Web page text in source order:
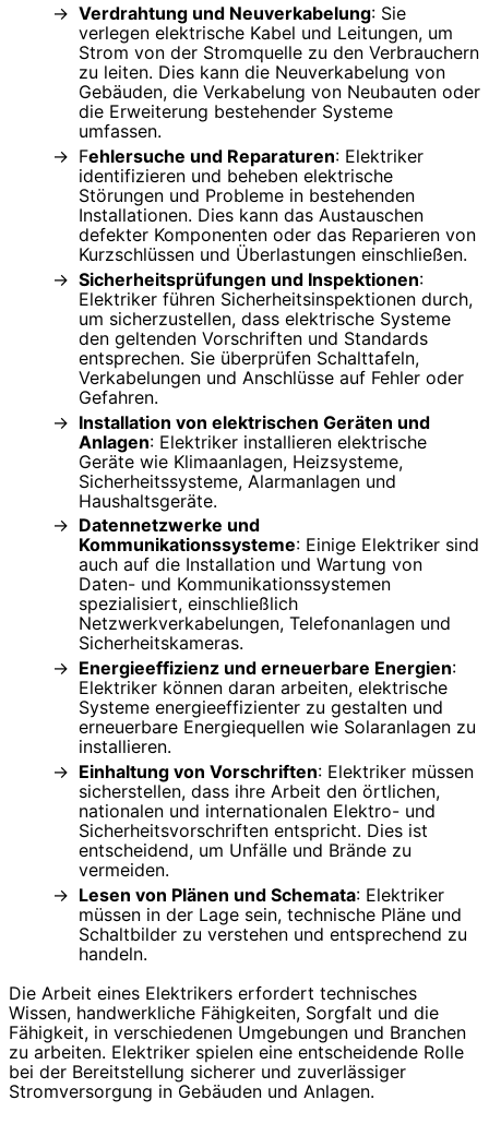
Verdrahtung und Neuverkabelung: Sie
verlegen elektrische Kabel und Leitungen, um
Strom von der Stromquelle zu den Verbrauchern
zu leiten. Dies kann die Neuverkabelung von
Gebäuden, die Verkabelung von Neubauten oder
die Erweiterung bestehender Systeme
umfassen.
Fehlersuche und Reparaturen: Elektriker
identifizieren und beheben elektrische
Störungen und Probleme in bestehenden
Installationen. Dies kann das Austauschen
defekter Komponenten oder das Reparieren von
Kurzschlüssen und Überlastungen einschließen.
Sicherheitsprüfungen und Inspektionen:
Elektriker führen Sicherheitsinspektionen durch,
um sicherzustellen, dass elektrische Systeme
den geltenden Vorschriften und Standards
entsprechen. Sie überprüfen Schalttafeln,
Verkabelungen und Anschlüsse auf Fehler oder
Gefahren.
Installation von elektrischen Geräten und
Anlagen: Elektriker installieren elektrische
Geräte wie Klimaanlagen, Heizsysteme,
Sicherheitssysteme, Alarmanlagen und
Haushaltsgeräte.
Datennetzwerke und
Kommunikationssysteme: Einige Elektriker sind
auch auf die Installation und Wartung von
Daten- und Kommunikationssystemen
spezialisiert, einschließlich
Netzwerkverkabelungen, Telefonanlagen und
Sicherheitskameras.
Energieeffizienz und erneuerbare Energien:
Elektriker können daran arbeiten, elektrische
Systeme energieeffizienter zu gestalten und
erneuerbare Energiequellen wie Solaranlagen zu
installieren.
Einhaltung von Vorschriften: Elektriker müssen
sicherstellen, dass ihre Arbeit den örtlichen,
nationalen und internationalen Elektro- und
Sicherheitsvorschriften entspricht. Dies ist
entscheidend, um Unfälle und Brände zu
vermeiden.
Lesen von Plänen und Schemata: Elektriker
müssen in der Lage sein, technische Pläne und
Schaltbilder zu verstehen und entsprechend zu
handeln.
Die Arbeit eines Elektrikers erfordert technisches
Wissen, handwerkliche Fähigkeiten, Sorgfalt und die
Fähigkeit, in verschiedenen Umgebungen und Branchen
zu arbeiten. Elektriker spielen eine entscheidende Rolle
bei der Bereitstellung sicherer und zuverlässiger
Stromversorgung in Gebäuden und Anlagen.